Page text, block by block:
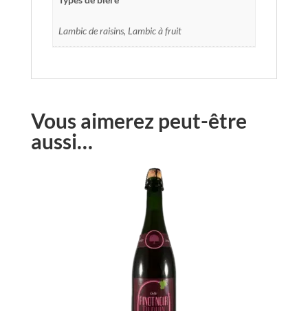
Lambic de raisins, Lambic à fruit
Vous aimerez peut-être
aussi…